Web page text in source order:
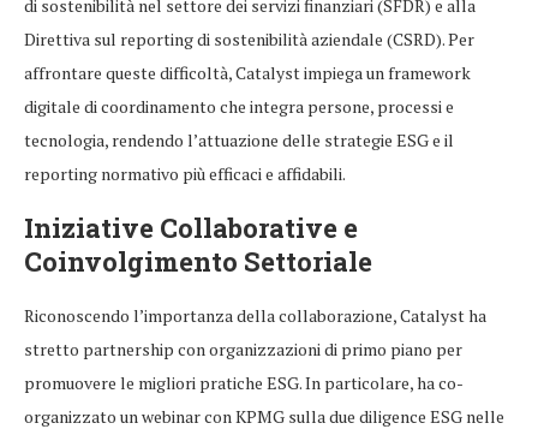
di sostenibilità nel settore dei servizi finanziari (SFDR) e alla
Direttiva sul reporting di sostenibilità aziendale (CSRD). Per
affrontare queste difficoltà, Catalyst impiega un framework
digitale di coordinamento che integra persone, processi e
tecnologia, rendendo l’attuazione delle strategie ESG e il
reporting normativo più efficaci e affidabili.
Iniziative Collaborative e
Coinvolgimento Settoriale
Riconoscendo l’importanza della collaborazione, Catalyst ha
stretto partnership con organizzazioni di primo piano per
promuovere le migliori pratiche ESG. In particolare, ha co-
organizzato un webinar con KPMG sulla due diligence ESG nelle